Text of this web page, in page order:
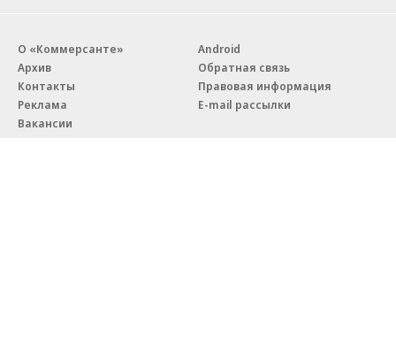
О «Коммерсанте»
Архив
Контакты
Реклама
Вакансии
Android
Обратная связь
Правовая информация
E-mail рассылки